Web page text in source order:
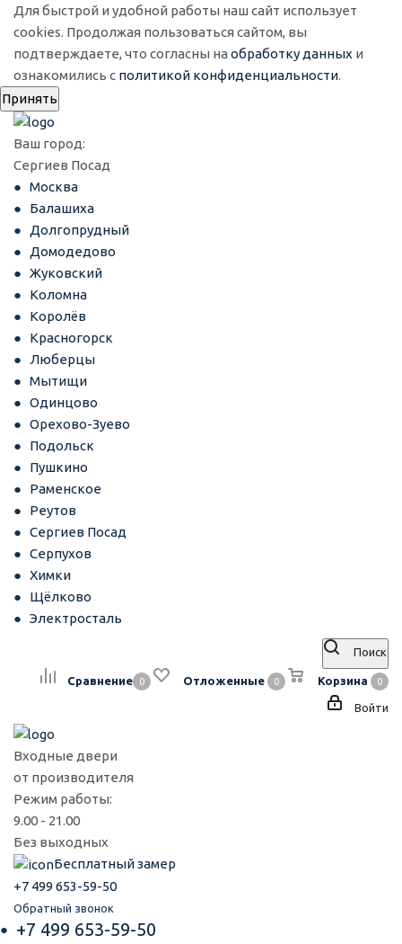
Для быстрой и удобной работы наш сайт использует
cookies. Продолжая пользоваться сайтом, вы
подтверждаете, что согласны на обработку данных и
ознакомились с политикой конфиденциальности.
Принять
Ваш город:
Сергиев Посад
Москва
Балашиха
Долгопрудный
Домодедово
Жуковский
Коломна
Королёв
Красногорск
Люберцы
Мытищи
Одинцово
Орехово-Зуево
Подольск
Пушкино
Раменское
Реутов
Сергиев Посад
Серпухов
Химки
Щёлково
Электросталь
Поиск
Сравнение 0 Отложенные 0 Корзина 0
Войти
Входные двери
от производителя
Режим работы:
9.00 - 21.00
Без выходных
Бесплатный замер
+7 499 653-59-50
Обратный звонок
+7 499 653-59-50